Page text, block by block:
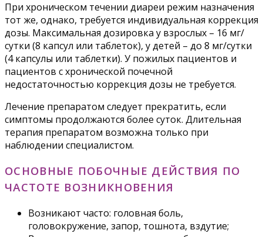
При хроническом течении диареи режим назначения
тот же, однако, требуется индивидуальная коррекция
дозы. Максимальная дозировка у взрослых – 16 мг/
сутки (8 капсул или таблеток), у детей – до 8 мг/сутки
(4 капсулы или таблетки). У пожилых пациентов и
пациентов с хронической почечной
недостаточностью коррекция дозы не требуется.
Лечение препаратом следует прекратить, если
симптомы продолжаются более суток. Длительная
терапия препаратом возможна только при
наблюдении специалистом.
ОСНОВНЫЕ ПОБОЧНЫЕ ДЕЙСТВИЯ ПО
ЧАСТОТЕ ВОЗНИКНОВЕНИЯ
Возникают часто: головная боль,
головокружение, запор, тошнота, вздутие;